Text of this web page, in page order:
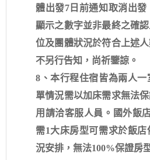
體出發7日前通知取消出
顯示之數字並非最終之確
位及團體狀況於符合上述
不另行告知，尚祈鑒諒。
8、本行程住宿皆為兩人
單情況需以加床需求無法
用請洽客服人員。國外飯
需1大床房型可需求於飯
況安排，無法100%保證房